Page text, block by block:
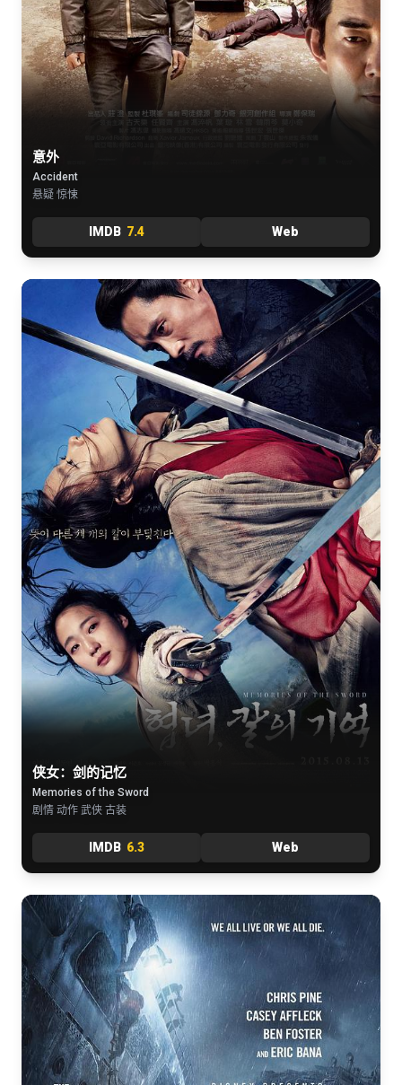
意外
Accident
悬疑 惊悚
IMDB 7.4 Web
侠女：剑的记忆
Memories of the Sword
剧情 动作 武侠 古装
IMDB 6.3 Web